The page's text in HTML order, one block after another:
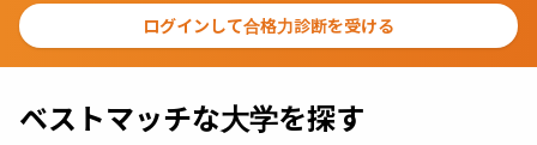
ログインして合格力診断を受ける
ベストマッチな大学を探す